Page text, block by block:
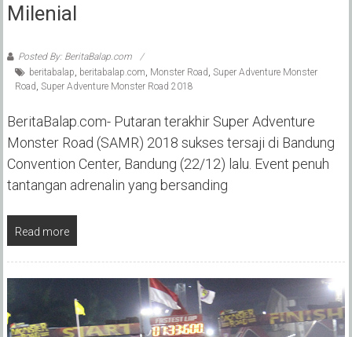
Milenial
Posted By: BeritaBalap.com
beritabalap, beritabalap.com, Monster Road, Super Adventure Monster
Road, Super Adventure Monster Road 2018
BeritaBalap.com- Putaran terakhir Super Adventure
Monster Road (SAMR) 2018 sukses tersaji di Bandung
Convention Center, Bandung (22/12) lalu. Event penuh
tantangan adrenalin yang bersanding
Read more